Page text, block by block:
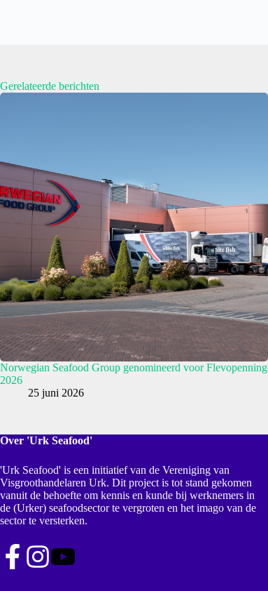
Gerelateerde berichten
Norwegian Seafood Group genomineerd voor Flevopenning
2026
25 juni 2026
Over 'Urk Seafood'
'Urk Seafood' is een initiatief van de Vereniging van
Visgroothandelaren Urk. Dit project is tot stand gekomen
vanuit de behoefte om kennis en kunde bij werknemers in
de (Urker) seafoodsector te vergroten en het imago van de
sector te versterken.